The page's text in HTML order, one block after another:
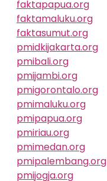
faktapapua.org
faktamaluku.org
faktasumut.org
pmidkijakarta.org
pmibali.org
pmijambi.org
pmigorontalo.org
pmimaluku.org
pmipapua.org
pmiriau.org
pmimedan.org
pmipalembang.org
pmijogja.org